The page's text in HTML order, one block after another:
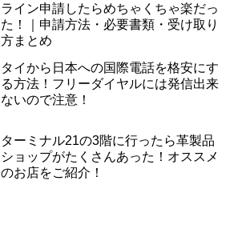
ライン申請したらめちゃくちゃ楽だっ
た！｜申請方法・必要書類・受け取り
方まとめ
タイから日本への国際電話を格安にす
る方法！フリーダイヤルには発信出来
ないので注意！
ターミナル21の3階に行ったら革製品
ショップがたくさんあった！オススメ
のお店をご紹介！